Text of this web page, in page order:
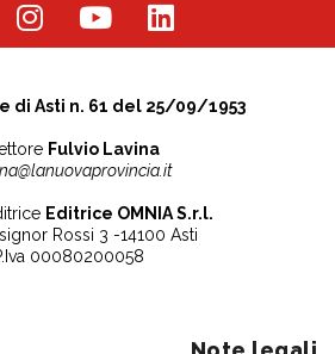
di Asti n. 61 del 25/09/1953
Fulvio Lavina
Editrice OMNIA S.r.l.
Rossi 3 -14100 Asti
00080200058